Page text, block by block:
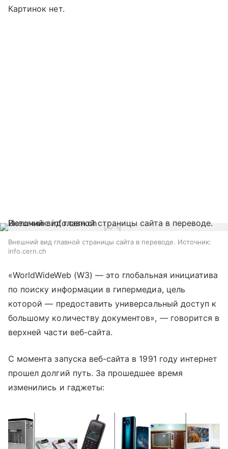
Картинок нет.
Внешний вид главной страницы сайта в переводе. Источник:
info.cern.ch
«WorldWideWeb (W3) —это глобальная инициатива
по поиску информации в гипермедиа, цель
которой— предоставить универсальный доступ к
большому количеству документов», —говорится в
верхней части веб-сайта.
С момента запуска веб-сайта в 1991 году интернет
прошел долгий путь. За прошедшее время
изменились и гаджеты: